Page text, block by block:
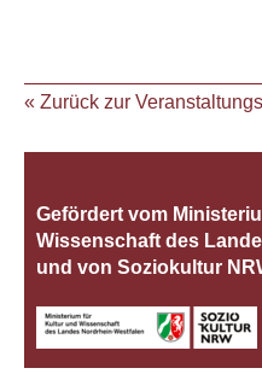
« Zurück zur
Gefördert vom
Wissenschaft des
und von Soziokultur